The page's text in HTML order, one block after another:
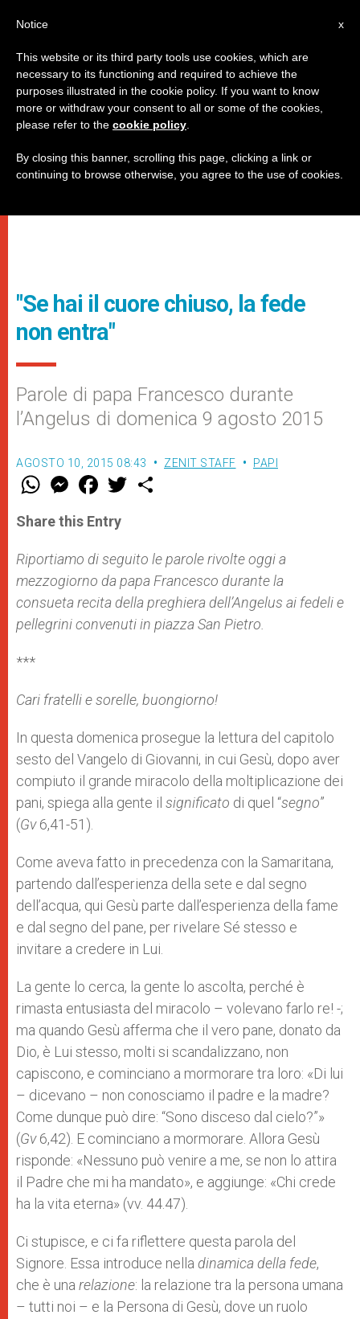
"Se hai il cuore chiuso, la fede
non entra"
Parole di papa Francesco durante
l’Angelus di domenica 9 agosto 2015
AGOSTO 10, 2015 08:43 ZENIT STAFF PAPI
W
t
s
p
p
M
e
s
e
g
e
r
F
a
e
b
o
k
w
r
Share this Entry
Riportiamo di seguito le parole rivolte oggi a
mezzogiorno da papa Francesco durante la
consueta recita della preghiera dell’Angelus ai fedeli e
pellegrini convenuti in piazza San Pietro.
***
Cari fratelli e sorelle, buongiorno!
In questa domenica prosegue la lettura del capitolo
sesto del Vangelo di Giovanni, in cui Gesù, dopo aver
compiuto il grande miracolo della moltiplicazione dei
pani, spiega alla gente il significato di quel “segno”
(Gv6,41-51).
Come aveva fatto in precedenza con la Samaritana,
partendo dall’esperienza della sete e dal segno
dell’acqua, qui Gesù parte dall’esperienza della fame
e dal segno del pane, per rivelare Sé stesso e
invitare a credere in Lui.
La gente lo cerca, la gente lo ascolta, perché è
rimasta entusiasta del miracolo – volevano farlo re! -;
ma quando Gesù afferma che il vero pane, donato da
Dio, è Lui stesso, molti si scandalizzano, non
capiscono, e cominciano a mormorare tra loro: «Di lui
– dicevano – non conosciamo il padre e la madre?
Come dunque può dire: “Sono disceso dal cielo?”»
(Gv6,42). E cominciano a mormorare. Allora Gesù
risponde: «Nessuno può venire a me, se non lo attira
il Padre che mi ha mandato», e aggiunge: «Chi crede
ha la vita eterna» (vv. 44.47).
Ci stupisce, e ci fa riflettere questa parola del
Signore. Essa introduce nella dinamica della fede,
che è una relazione: la relazione tra la persona umana
– tutti noi – e la Persona di Gesù, dove un ruolo
x
Notice
This website or its third party tools use cookies, which are
necessary to its functioning and required to achieve the
purposes illustrated in the cookie policy. If you want to know
more or withdraw your consent to all or some of the cookies,
please refer to the cookie policy
By closing this banner, scrolling this page, clicking a link or
continuing to browse otherwise, you agree to the use of cookies.